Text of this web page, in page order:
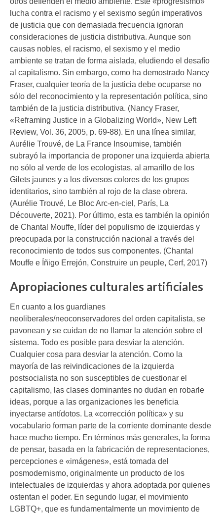
lucha contra el racismo y el sexismo según imperativos
de justicia que con demasiada frecuencia ignoran
consideraciones de justicia distributiva. Aunque son
causas nobles, el racismo, el sexismo y el medio
ambiente se tratan de forma aislada, eludiendo el desafío
al capitalismo. Sin embargo, como ha demostrado Nancy
Fraser, cualquier teoría de la justicia debe ocuparse no
sólo del reconocimiento y la representación política, sino
también de la justicia distributiva. (Nancy Fraser,
«Reframing Justice in a Globalizing World», New Left
Review, Vol. 36, 2005, p. 69-88). En una línea similar,
Aurélie Trouvé, de La France Insoumise, también
subrayó la importancia de proponer una izquierda abierta
no sólo al verde de los ecologistas, al amarillo de los
Gilets jaunes y a los diversos colores de los grupos
identitarios, sino también al rojo de la clase obrera.
(Aurélie Trouvé, Le Bloc Arc-en-ciel, París, La
Découverte, 2021). Por último, esta es también la opinión
de Chantal Mouffe, líder del populismo de izquierdas y
preocupada por la construcción nacional a través del
reconocimiento de todos sus componentes. (Chantal
Mouffe e Íñigo Errejón, Construire un peuple, Cerf, 2017)
Apropiaciones culturales artificiales
En cuanto a los guardianes
neoliberales/neoconservadores del orden capitalista, se
pavonean y se cuidan de no llamar la atención sobre el
sistema. Todo es posible para desviar la atención.
Cualquier cosa para desviar la atención. Como la
mayoría de las reivindicaciones de la izquierda
postsocialista no son susceptibles de cuestionar el
capitalismo, las clases dominantes no dudan en robarle
ideas, porque a las organizaciones les beneficia
inyectarse antídotos. La «corrección política» y su
vocabulario forman parte de la corriente dominante desde
hace mucho tiempo. En términos más generales, la forma
de pensar, basada en la fabricación de representaciones,
percepciones e «imágenes», está tomada del
posmodernismo, originalmente un producto de los
intelectuales de izquierdas y ahora adoptada por quienes
ostentan el poder. En segundo lugar, el movimiento
LGBTQ+, que es fundamentalmente un movimiento de